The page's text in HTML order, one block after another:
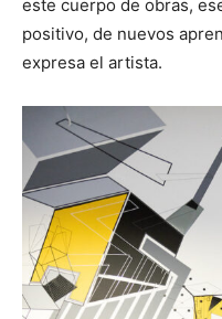
este cuerpo de obras,
positivo, de nuevos
expresa el artista.